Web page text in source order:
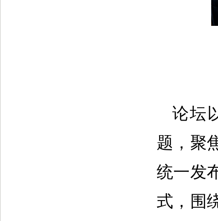
论坛
题，聚
统一发
式，围